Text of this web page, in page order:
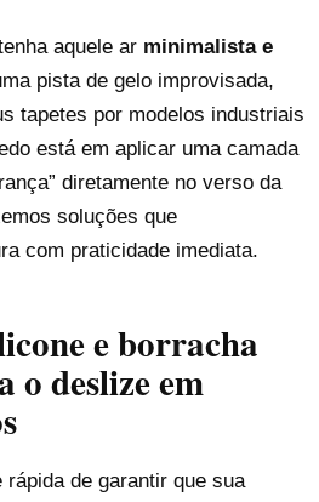
aquele ar minimalista e
pista de gelo improvisada,
tapetes por modelos industriais
está em aplicar uma camada
diretamente no verso da
soluções que
com praticidade imediata.
e borracha
o deslize em
de garantir que sua